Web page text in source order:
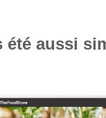
été aussi